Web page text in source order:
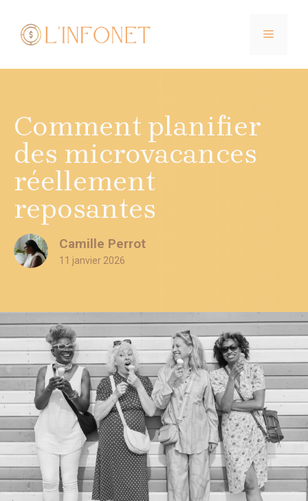
contenu
MENU
Comment planifier
des microvacances
réellement
reposantes
Camille Perrot
11 janvier 2026